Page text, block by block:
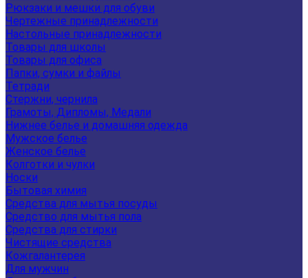
Рюкзаки и мешки для обуви
Чертежные принадлежности
Настольные принадлежности
Товары для школы
Товары для офиса
Папки, сумки и файлы
Тетради
Стержни, чернила
Грамоты, Дипломы, Медали
Нижнее белье и домашняя одежда
Мужское белье
Женское белье
Колготки и чулки
Носки
Бытовая химия
Средства для мытья посуды
Средство для мытья пола
Средства для стирки
Чистящие средства
Кожгалантерея
Для мужчин